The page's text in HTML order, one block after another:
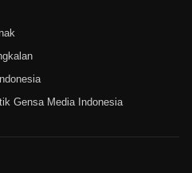
Gensa Media Indonesia